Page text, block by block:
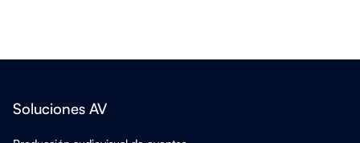
Soluciones AV